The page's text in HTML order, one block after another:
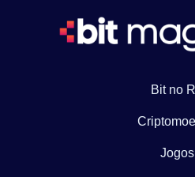
Bit no
Jogos